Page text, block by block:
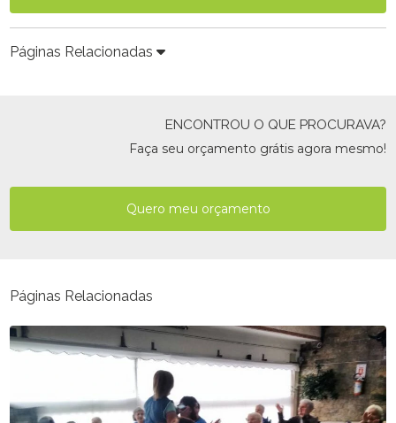
Páginas Relacionadas
ENCONTROU O QUE PROCURAVA?
Faça seu orçamento grátis agora mesmo!
Quero meu orçamento
Páginas Relacionadas